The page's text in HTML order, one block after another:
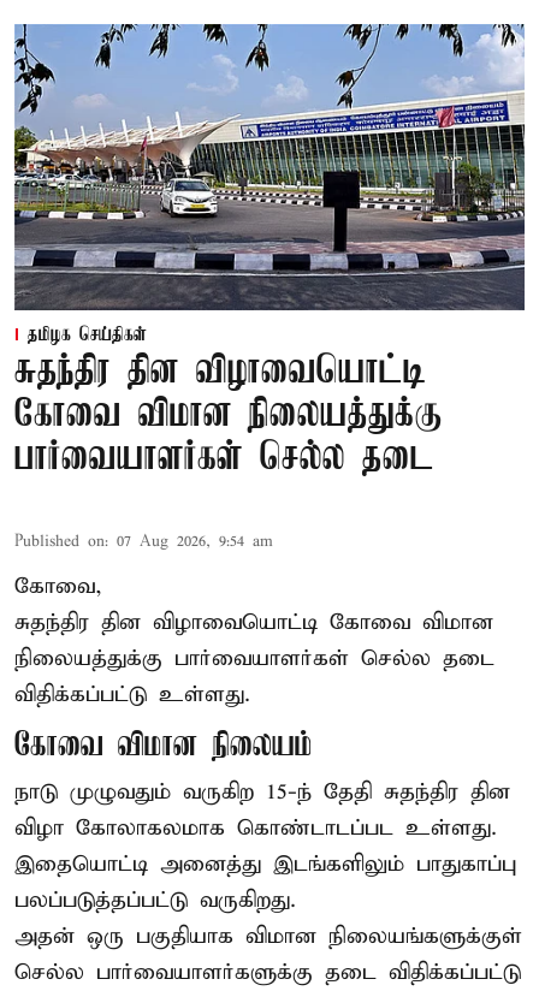
தமிழக செய்திகள்
சுதந்திர தின விழாவையொட்டி
கோவை விமான நிலையத்துக்கு
பார்வையாளர்கள் செல்ல தடை
Published on: 07 Aug 2026, 9:54 am
கோவை,
சுதந்திர தின விழாவையொட்டி கோவை விமான
நிலையத்துக்கு பார்வையாளர்கள் செல்ல தடை
விதிக்கப்பட்டு உள்ளது.
கோவை விமான நிலையம்
நாடு முழுவதும் வருகிற 15-ந் தேதி சுதந்திர தின
விழா கோலாகலமாக கொண்டாடப்பட உள்ளது.
இதையொட்டி அனைத்து இடங்களிலும் பாதுகாப்பு
பலப்படுத்தப்பட்டு வருகிறது.
அதன் ஒரு பகுதியாக விமான நிலையங்களுக்குள்
செல்ல பார்வையாளர்களுக்கு தடை விதிக்கப்பட்டு